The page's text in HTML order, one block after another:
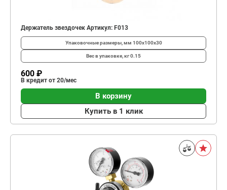
Держатель звездочек Артикул: F013
Упаковочные размеры, мм 100x100x30
Вес в упаковке, кг0.15
600 ₽
В кредит от 20/мес
В корзину
Купить в 1 клик